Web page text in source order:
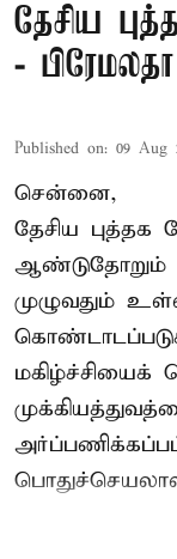
தேசிய
-
Published on: 09 Aug
சென்னை,
தேசிய புத்தக
முழுவதும்
மகிழ்ச்சியைக்